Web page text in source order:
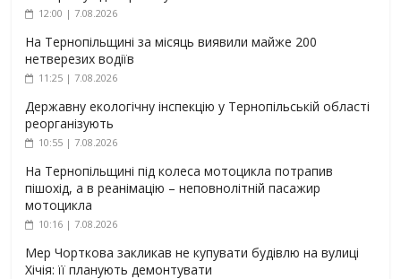
12:00 | 7.08.2026
На Тернопільщині за місяць виявили майже 200
нетверезих водіїв
11:25 | 7.08.2026
Державну екологічну інспекцію у Тернопільській області
реорганізують
10:55 | 7.08.2026
На Тернопільщині під колеса мотоцикла потрапив
пішохід, а в реанімацію – неповнолітній пасажир
мотоцикла
10:16 | 7.08.2026
Мер Чорткова закликав не купувати будівлю на вулиці
Хічія: її планують демонтувати